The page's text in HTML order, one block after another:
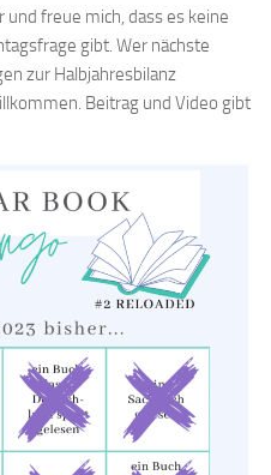
freue mich, dass es keine
gibt. Wer nächste
zur Halbjahresbilanz
Beitrag und Video gibt